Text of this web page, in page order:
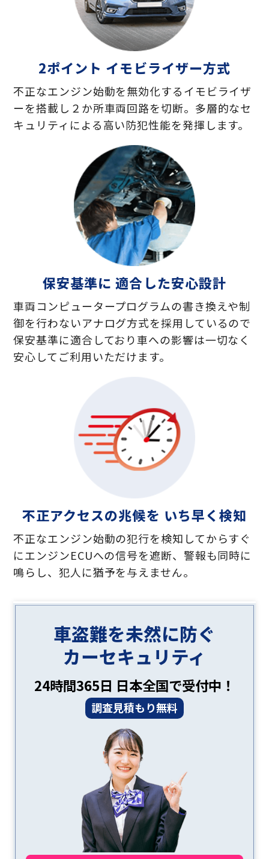
2ポイント イモビライザー方式
不正なエンジン始動を無効化するイモビライザ
ーを搭載し２か所車両回路を切断。多層的なセ
キュリティによる高い防犯性能を発揮します。
保安基準に 適合した安心設計
車両コンピュータープログラムの書き換えや制
御を行わないアナログ方式を採用しているので
保安基準に適合しており車への影響は一切なく
安心してご利用いただけます。
不正アクセスの兆候を いち早く検知
不正なエンジン始動の犯行を検知してからすぐ
にエンジンECUへの信号を遮断、警報も同時に
鳴らし、犯人に猶予を与えません。
車盗難を未然に防ぐ
カーセキュリティ
24時間365日 日本全国で受付中！
調査見積もり無料